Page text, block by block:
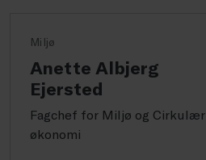
Miljø
Anette Albjerg
Ejersted
Fagchef for Miljø og Cirkulær
økonomi